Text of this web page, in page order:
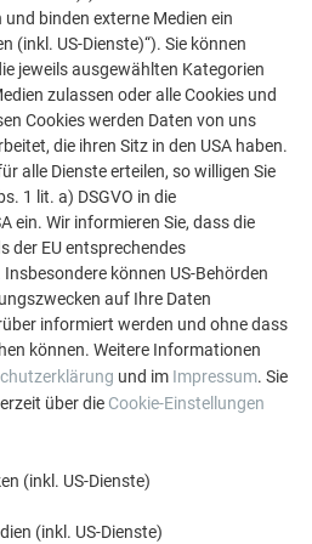
seitens PREFA wie folgt
mm
mm (mind. 22 mm in trockenem
20 %
Normen und Regelwerken sind
für die
seitens PREFA wie folgt
mind. 22 mm*
ist eine
binden externe Medien ein
(inkl. US-Dienste)“). Sie können
jeweils ausgewählten Kategorien
zulassen oder alle Cookies und
Cookies werden Daten von uns
die ihren Sitz in den USA haben.
alle Dienste erteilen, so willigen Sie
1 lit. a) DSGVO in die
ein. Wir informieren Sie, dass die
der EU entsprechendes
können US-Behörden
auf Ihre Daten
informiert werden und ohne dass
können. Weitere Informationen
und im Impressum. Sie
über die Cookie-Einstellungen
(inkl. US-Dienste)
(inkl. US-Dienste)